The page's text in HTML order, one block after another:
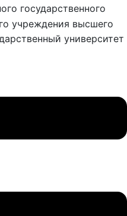
государственного
учреждения высшего
университет